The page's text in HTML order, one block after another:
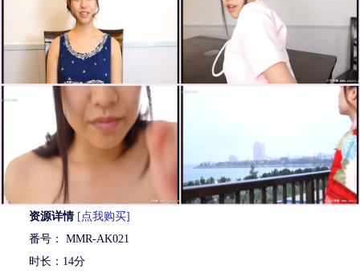
资源详情 [点我购买]
番号： MMR-AK021
时长：14分